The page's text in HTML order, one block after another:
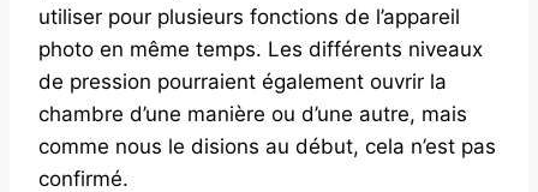
utiliser pour plusieurs fonctions de l’appareil
photo en même temps. Les différents niveaux
de pression pourraient également ouvrir la
chambre d’une manière ou d’une autre, mais
comme nous le disions au début, cela n’est pas
confirmé.